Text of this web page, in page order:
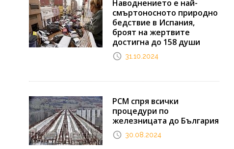
Наводнението е най-
смъртоносното природно
бедствие в Испания,
броят на жертвите
достигна до 158 души
31.10.2024
РСМ спря всички
процедури по
железницата до България
30.08.2024